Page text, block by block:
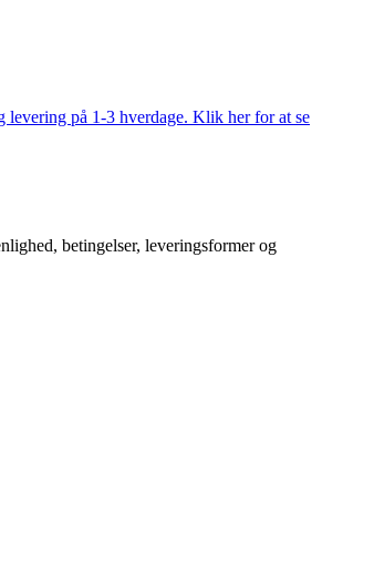
levering på 1-3 hverdage. Klik her for at se
betingelser, leveringsformer og